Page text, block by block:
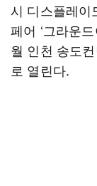
시 디스플레이
페어 ‘그라운
월 인천 송도
로 열린다.